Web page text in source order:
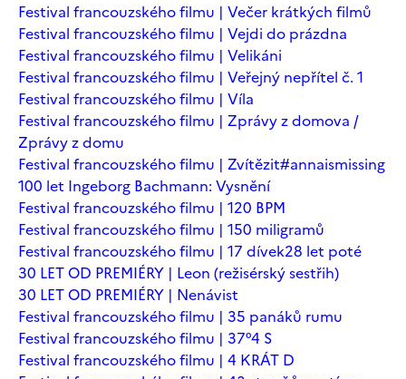
Festival francouzského filmu | Večer krátkých filmů
Festival francouzského filmu | Vejdi do prázdna
Festival francouzského filmu | Velikáni
Festival francouzského filmu | Veřejný nepřítel č. 1
Festival francouzského filmu | Víla
Festival francouzského filmu | Zprávy z domova /
Zprávy z domu
Festival francouzského filmu | Zvítězit#annaismissing
100 let Ingeborg Bachmann: Vysnění
Festival francouzského filmu | 120 BPM
Festival francouzského filmu | 150 miligramů
Festival francouzského filmu | 17 dívek28 let poté
30 LET OD PREMIÉRY | Leon (režisérský sestřih)
30 LET OD PREMIÉRY | Nenávist
Festival francouzského filmu | 35 panáků rumu
Festival francouzského filmu | 37°4 S
Festival francouzského filmu | 4 KRÁT D